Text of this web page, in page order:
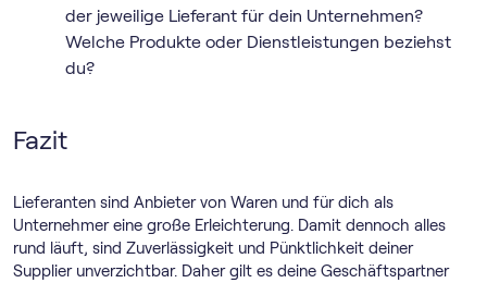
der jeweilige Lieferant für dein Unternehmen?
Welche Produkte oder Dienstleistungen beziehst
du?
Fazit
Lieferanten sind Anbieter von Waren und für dich als
Unternehmer eine große Erleichterung. Damit dennoch alles
rund läuft, sind Zuverlässigkeit und Pünktlichkeit deiner
Supplier unverzichtbar. Daher gilt es deine Geschäftspartner